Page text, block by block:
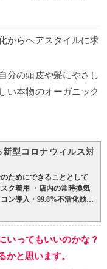
からヘアスタイルに求
分の頭皮や髪にやさし
い本物のオーガニック
型コロナウィルス対
ためにできることとして
ク着用 ・店内の常時換気
ン導入・99.8%不活化効果
止（ドリンクの提供な
ける （椅子を１つ減らし
・１時間あたりのお客様
毒 ・クロス類、器具の消
いってもいいのかな？
かと思います。